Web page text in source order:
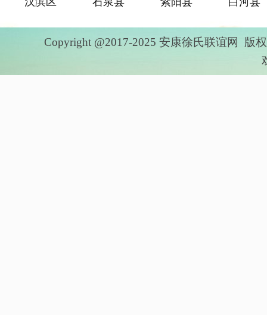
Copyright @2017-2025 安康徐氏联谊网 版